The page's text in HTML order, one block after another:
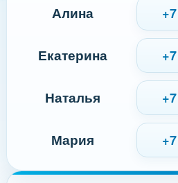
Алина
Екатерина
Наталья
Мария